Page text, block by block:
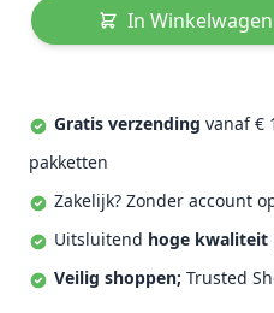
In Winkelwagen
Gratis verzending vanaf €
pakketten
Zakelijk? Zonder account
Uitsluitend hoge kwaliteit
Veilig shoppen; Trusted